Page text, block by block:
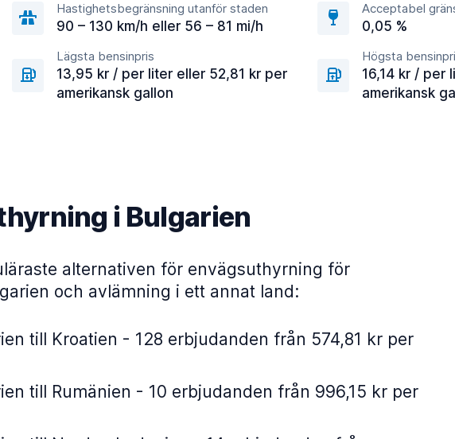
Hastighetsbegränsning utanför staden
90 – 130 km/h eller 56 – 81 mi/h
Acceptabel
0,05 %
Lägsta bensinpris
13,95 kr / per liter eller 52,81 kr per
amerikansk gallon
Högsta
16,14 kr / per
amerikansk
i Bulgarien
alternativen för envägsuthyrning för
och avlämning i ett annat land:
till Kroatien - 128 erbjudanden från 574,81 kr per
till Rumänien - 10 erbjudanden från 996,15 kr per